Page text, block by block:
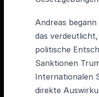
Andreas begann
das
politische
Sanktionen
Internationalen
direkte